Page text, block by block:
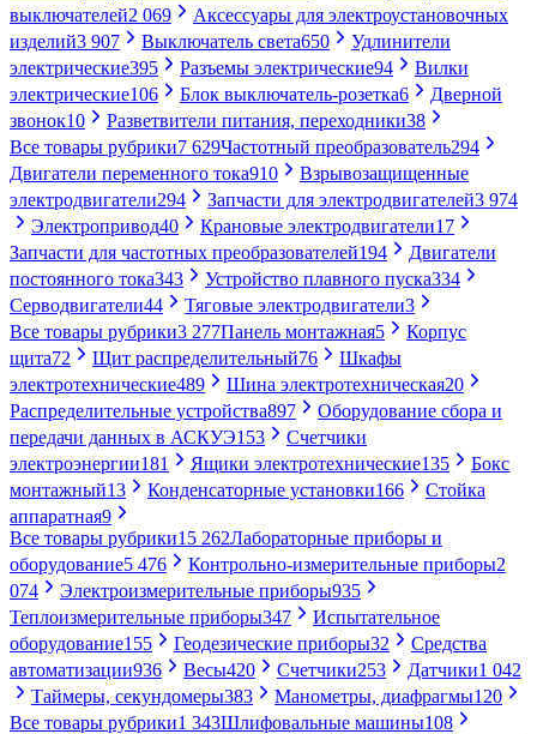
выключателей2 069
Аксессуары для электроустановочных
изделий3 907 Выключатель света650
Удлинители
электрические395 Разъемы электрические94
Вилки
электрические106 Блок выключатель-розетка6
Дверной
звонок10 Разветвители питания, переходники38
Все товары рубрики7 629Частотный преобразователь294
Двигатели переменного тока910
Взрывозащищенные
электродвигатели294 Запчасти для электродвигателей3 974
Электропривод40 Крановые электродвигатели17
Запчасти для частотных преобразователей194
Двигатели
постоянного тока343 Устройство плавного пуска334
Серводвигатели44 Тяговые электродвигатели3
Все товары рубрики3 277Панель монтажная5
Корпус
щита72 Щит распределительный76
Шкафы
электротехнические489 Шина электротехническая20
Распределительные устройства897
Оборудование сбора и
передачи данных в АСКУЭ153
Счетчики
электроэнергии181 Ящики электротехнические135
Бокс
монтажный13 Конденсаторные установки166
Стойка
аппаратная9
Все товары рубрики15 262Лабораторные приборы и
оборудование5 476 Контрольно-измерительные приборы2
074
Электроизмерительные приборы935
Теплоизмерительные приборы347
Испытательное
оборудование155 Геодезические приборы32
Средства
автоматизации936 Весы420 Счетчики253 Датчики1 042
Таймеры, секундомеры383 Манометры, диафрагмы120
Все товары рубрики1 343Шлифовальные машины108